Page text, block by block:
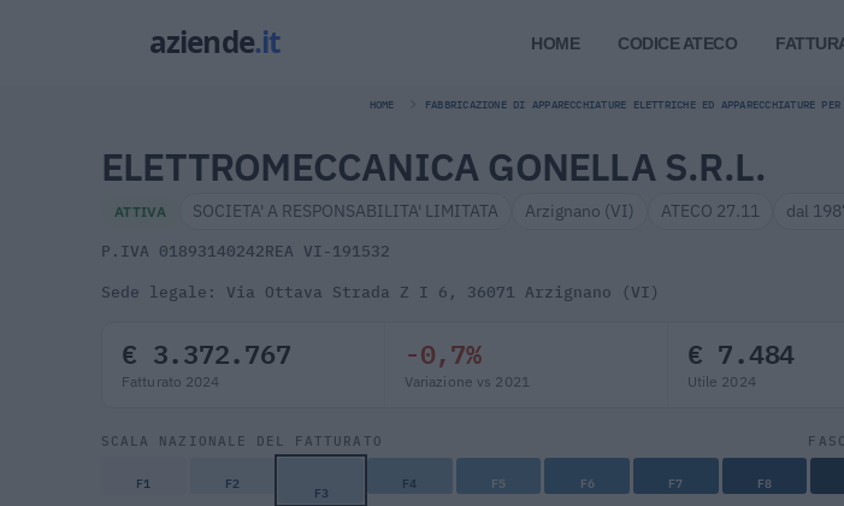
HOME CODICE ATECO
HOME FABBRICAZIONE DI APPARECCHIATURE ELETTRICHE ED APPARECCHIATURE
ELETTROMECCANICA GONELLA S.R.L.
ATTIVA SOCIETA' A RESPONSABILITA' LIMITATA Arzignano (VI) ATECO 27.11 dal
P.IVA 01893140242REA VI-191532
Sede legale: Via Ottava Strada Z I 6, 36071 Arzignano (VI)
€ 3.372.767
Fatturato 2024
-0,7%
Variazione vs 2021
€ 7.484
Utile 2024
SCALA NAZIONALE DEL FATTURATO
F1 F2 F3 F4 F5 F6 F7 F8